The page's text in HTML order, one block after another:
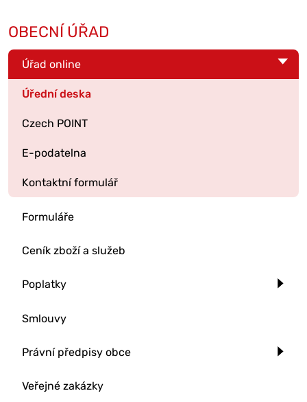
OBECNÍ ÚŘAD
Úřad online
Úřední deska
Czech POINT
E-podatelna
Kontaktní formulář
Formuláře
Ceník zboží a služeb
Poplatky
Smlouvy
Právní předpisy obce
Veřejné zakázky